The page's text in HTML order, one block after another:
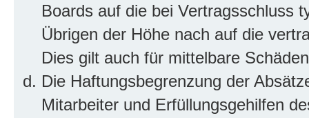
Boards auf die bei Vertragsschluss
Übrigen der Höhe nach auf die
Dies gilt auch für mittelbare
Die Haftungsbegrenzung der
Mitarbeiter und Erfüllungsgehilfen